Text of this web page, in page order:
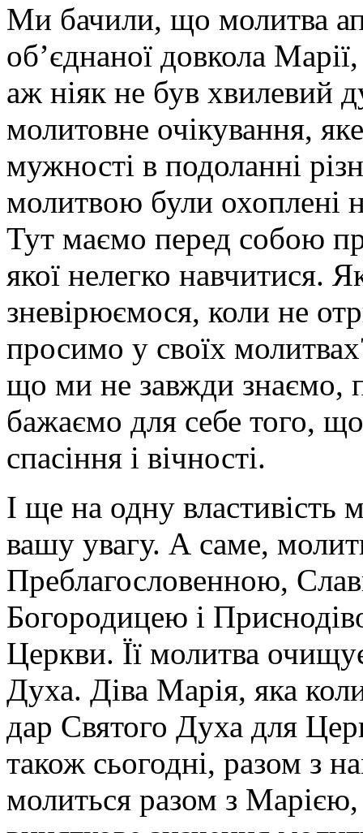
Ми бачили, що молитва
об’єднаної довкола
аж ніяк не був хвилевий
молитовне очікування,
мужності в подоланні
молитвою були охоплені
Тут маємо перед собою
якої нелегко навчитися.
зневірюємося, коли не
просимо у своїх
що ми не завжди знаємо,
бажаємо для себе того,
спасіння і вічності.
І ще на одну властивість
вашу увагу. А саме,
Преблагословенною,
Богородицею і
Церкви. Її молитва
Духа. Діва Марія, яка
дар Святого Духа для
також сьогодні, разом з
молиться разом з